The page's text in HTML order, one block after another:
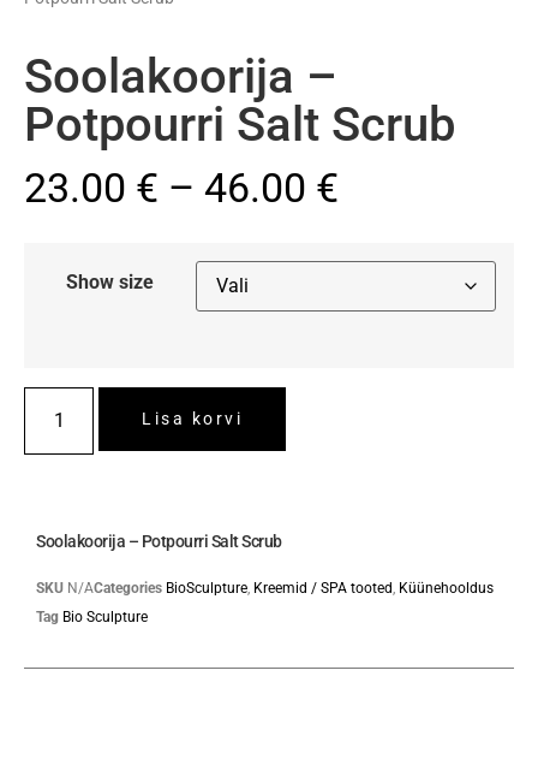
Soolakoorija –
Potpourri Salt Scrub
23.00 € – 46.00 €
Show size
Lisa korvi
Soolakoorija – Potpourri Salt Scrub
SKU N/ACategories BioSculpture, Kreemid / SPA tooted, Küünehooldus
Tag Bio Sculpture